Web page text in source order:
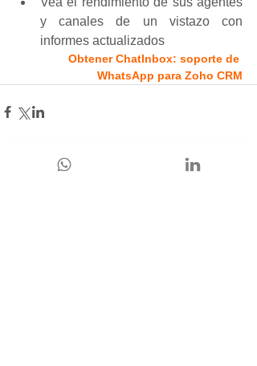
y canales de un vistazo con
informes actualizados
Obtener ChatInbox: soporte de
WhatsApp para Zoho CRM
Entradas recientes